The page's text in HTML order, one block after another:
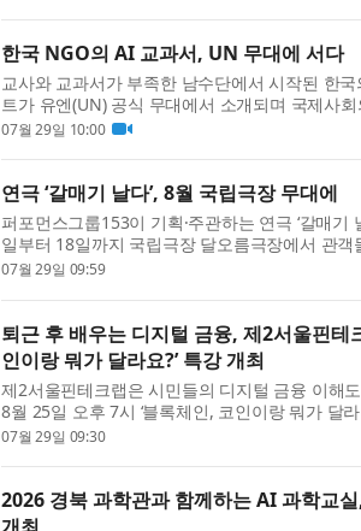
한국 NGO의 AI 교과서, UN 무대에 서다
교사와 교과서가 부족한 남수단에서 시작된 한
트가 유엔(UN) 공식 무대에서 소개되며 국제사
태석재단은 7월 15일 미국 뉴욕 유엔본부에서
07월 29일 10:00
연극 ‘갈매기 날다’, 8월 국립극장 무대에
퍼포먼스그룹153이 기획·주관하는 연극 ‘갈매기
일부터 18일까지 국립극장 달오름극장에서 관
품은 러시아 극작가 안톤 체홉의 대표적인 4대 장
07월 29일 09:59
퇴근 후 배우는 디지털 금융, 제2서울핀테
인이랑 뭐가 달라요?’ 특강 개최
제2서울핀테크랩은 시민들의 디지털 금융 이해
8월 25일 오후 7시 ‘블록체인, 코인이랑 뭐가 달
민특강 3회차를 개최한다고 밝혔다. 이번 특강은
07월 29일 09:30
2026 경북 과학관과 함께하는 AI 과학교